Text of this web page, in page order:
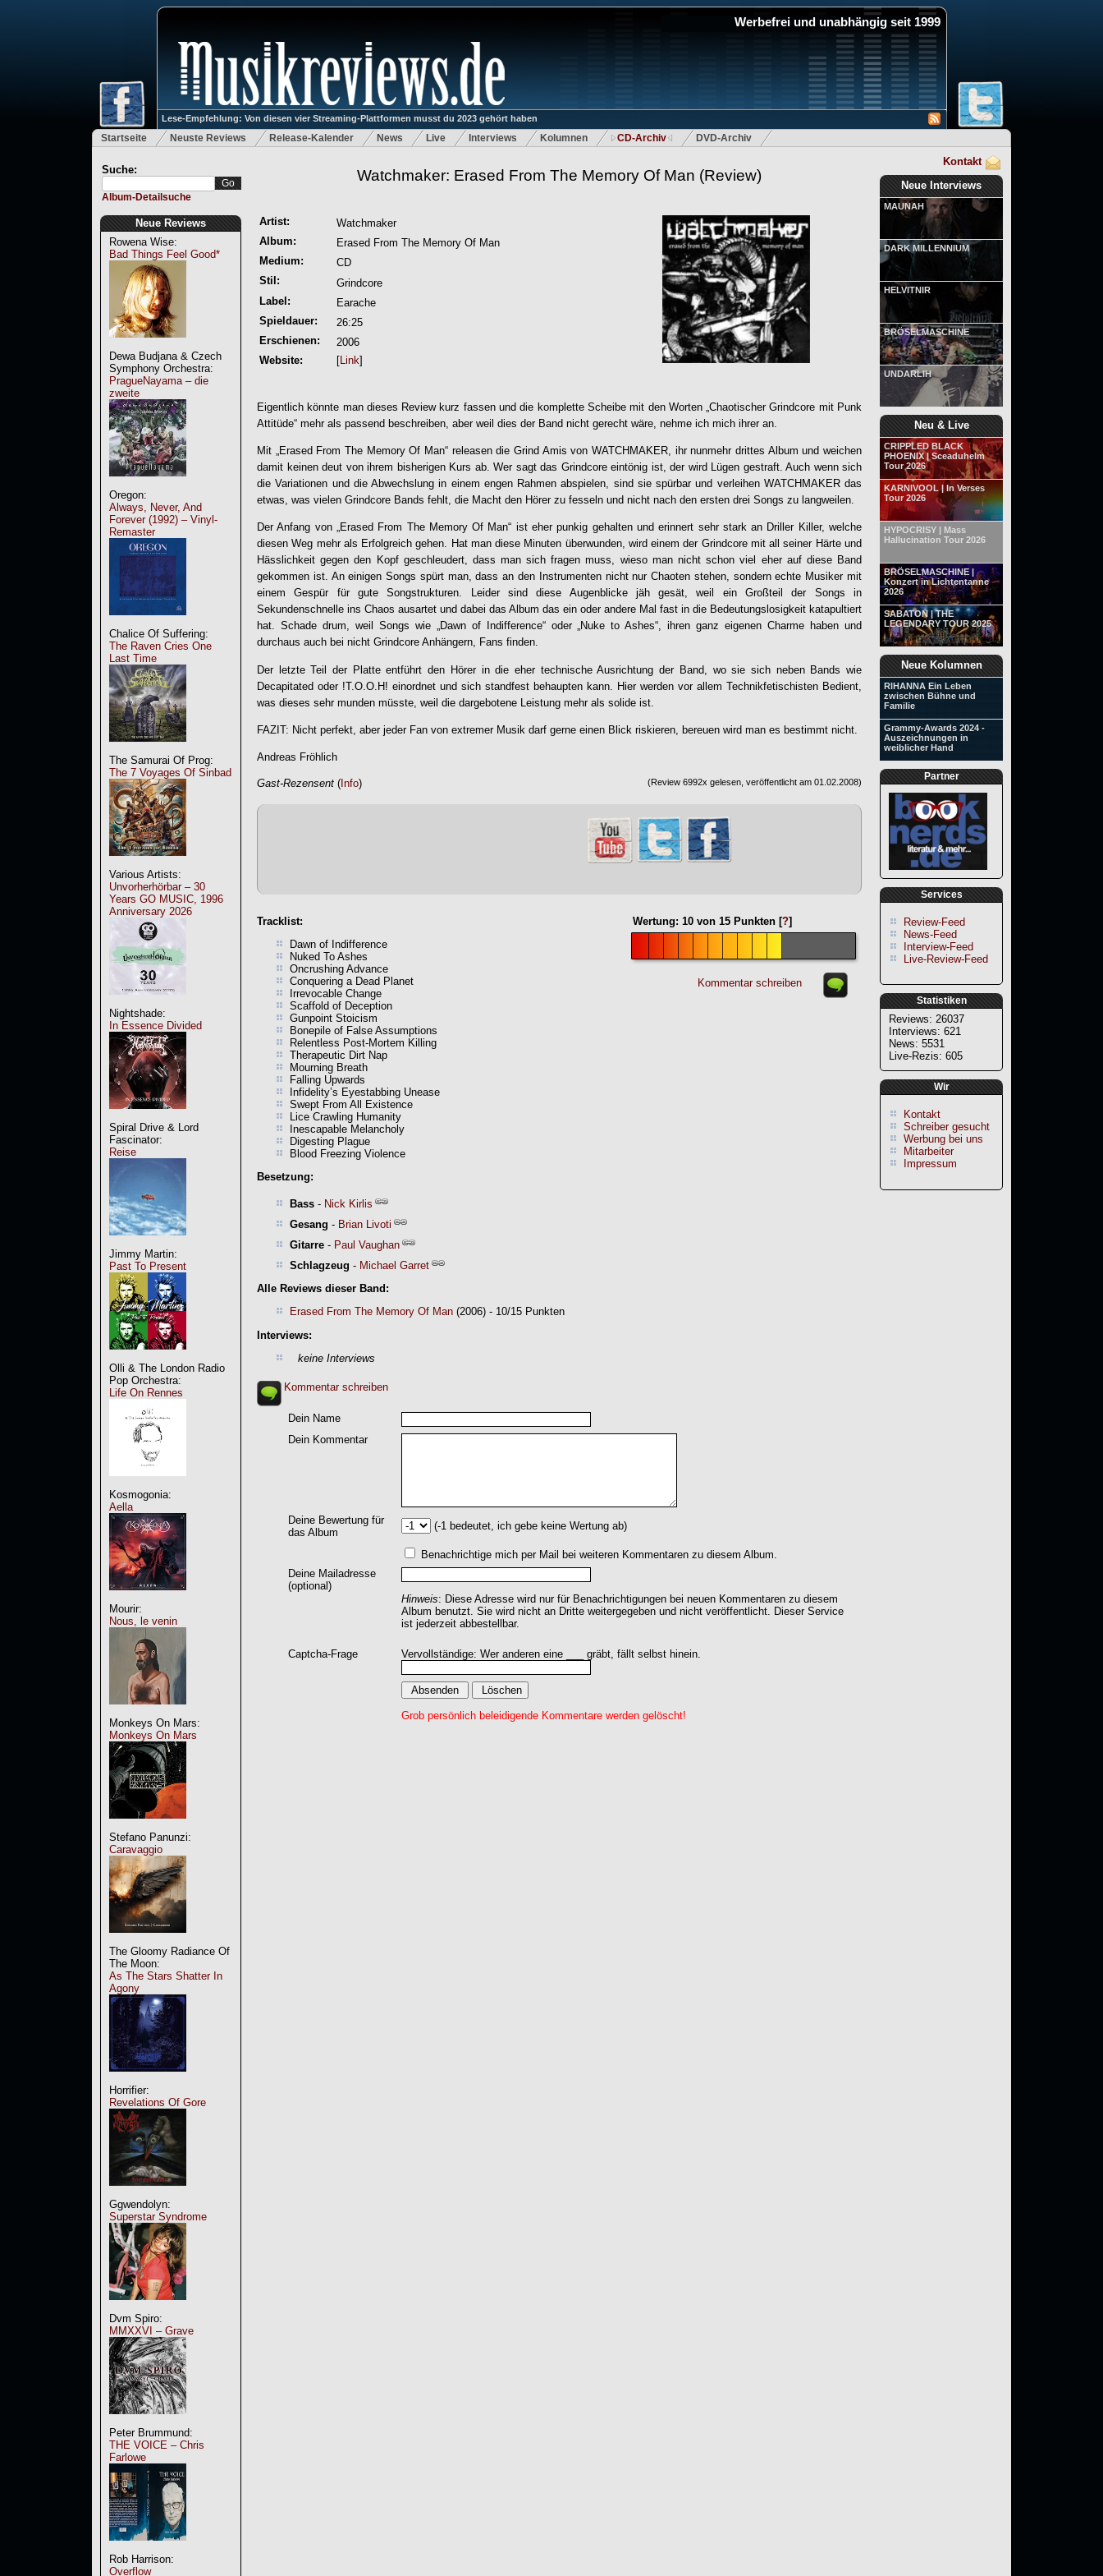
Werbefrei und unabhängig seit 1999
Lese-Empfehlung: Von diesen vier Streaming-Plattformen musst du 2023 gehört haben
Startseite Neuste Reviews Release-Kalender News Live Interviews Kolumnen CD-Archiv DVD-Archiv
Suche:
Album-Detailsuche
Neue Reviews
Rowena Wise:
Bad Things Feel Good*
Dewa Budjana & Czech
Symphony Orchestra:
PragueNayama – die
zweite
Oregon:
Always, Never, And
Forever (1992) – Vinyl-
Remaster
Chalice Of Suffering:
The Raven Cries One
Last Time
The Samurai Of Prog:
The 7 Voyages Of Sinbad
Various Artists:
Unvorherhörbar – 30
Years GO MUSIC, 1996
Anniversary 2026
Nightshade:
In Essence Divided
Spiral Drive & Lord
Fascinator:
Reise
Jimmy Martin:
Past To Present
Olli & The London Radio
Pop Orchestra:
Life On Rennes
Kosmogonia:
Aella
Mourir:
Nous, le venin
Monkeys On Mars:
Monkeys On Mars
Stefano Panunzi:
Caravaggio
The Gloomy Radiance Of
The Moon:
As The Stars Shatter In
Agony
Horrifier:
Revelations Of Gore
Ggwendolyn:
Superstar Syndrome
Dvm Spiro:
MMXXVI – Grave
Peter Brummund:
THE VOICE – Chris
Farlowe
Rob Harrison:
Overflow
Kontakt
Neue Interviews
MAUNAH
DARK MILLENNIUM
HELVITNIR
BRÖSELMASCHINE
UNDARLIH
Neu & Live
CRIPPLED BLACK
PHOENIX | Sceaduhelm
Tour 2026
KARNIVOOL | In Verses
Tour 2026
HYPOCRISY | Mass
Hallucination Tour 2026
BRÖSELMASCHINE |
Konzert in Lichtentanne
2026
SABATON | THE
LEGENDARY TOUR 2025
Neue Kolumnen
RIHANNA Ein Leben
zwischen Bühne und
Familie
Grammy-Awards 2024 -
Auszeichnungen in
weiblicher Hand
Partner
Services
Review-Feed
News-Feed
Interview-Feed
Live-Review-Feed
Statistiken
Reviews: 26037
Interviews: 621
News: 5531
Live-Rezis: 605
Wir
Kontakt
Schreiber gesucht
Werbung bei uns
Mitarbeiter
Impressum
Watchmaker: Erased From The Memory Of Man (Review)
Artist:
Watchmaker
Album:
Erased From The Memory Of Man
Medium:
CD
Stil:
Grindcore
Label:
Earache
Spieldauer:
26:25
Erschienen:
2006
Website:
[Link]
Eigentlich könnte man dieses Review kurz fassen und die komplette Scheibe mit den Worten „Chaotischer Grindcore mit Punk
Attitüde“ mehr als passend beschreiben, aber weil dies der Band nicht gerecht wäre, nehme ich mich ihrer an.
Mit „ Erased From The Memory Of Man“ releasen die Grind Amis vonWATCHMAKER , ihr nunmehr drittes Album und weichen
damit keinen deut von ihrem bisherigen Kurs ab. Wer sagt das Grindcore eintönig ist, der wird Lügen gestraft. Auch wenn sich
die Variationen und die Abwechslung in einem engen Rahmen abspielen, sind sie spürbar und verleihen WATCHMAKERdas
etwas, was vielen Grindcore Bands fehlt, die Macht den Hörer zu fesseln und nicht nach den ersten drei Songs zu langweilen.
Der Anfang von „Erased From The Memory Of Man“ ist eher punkig gehalten und erinnert sehr stark an Driller Killer, welche
diesen Weg mehr als Erfolgreich gehen. Hat man diese Minuten überwunden, wird einem der Grindcore mit all seiner Härte und
Hässlichkeit gegen den Kopf geschleudert, dass man sich fragen muss, wieso man nicht schon viel eher auf diese Band
gekommen ist. An einigen Songs spürt man, dass an den Instrumenten nicht nur Chaoten stehen, sondern echte Musiker mit
einem Gespür für gute Songstrukturen. Leider sind diese Augenblicke jäh gesät, weil ein Großteil der Songs in
Sekundenschnelle ins Chaos ausartet und dabei das Album das ein oder andere Mal fast in die Bedeutungslosigkeit katapultiert
hat. Schade drum, weil Songs wie „Dawn of Indifference“ oder „Nuke to Ashes“, ihren ganz eigenen Charme haben und
durchaus auch bei nicht Grindcore Anhängern, Fans finden.
Der letzte Teil der Platte entführt den Hörer in die eher technische Ausrichtung der Band, wo sie sich neben Bands wie
Decapitated oder !T.O.O.H! einordnet und sich standfest behaupten kann. Hier werden vor allem Technikfetischisten Bedient,
was dieses sehr munden müsste, weil die dargebotene Leistung mehr als solide ist.
FAZIT: Nicht perfekt, aber jeder Fan von extremer Musik darf gerne einen Blick riskieren, bereuen wird man es bestimmt nicht.
Andreas Fröhlich
Gast-Rezensent (Info) (Review 6992x gelesen, veröffentlicht am 01.02.2008)
Wertung: 10 von 15 Punkten [?]
Kommentar schreiben
Tracklist:
Dawn of Indifference
Nuked To Ashes
Oncrushing Advance
Conquering a Dead Planet
Irrevocable Change
Scaffold of Deception
Gunpoint Stoicism
Bonepile of False Assumptions
Relentless Post-Mortem Killing
Therapeutic Dirt Nap
Mourning Breath
Falling Upwards
Infidelity’s Eyestabbing Unease
Swept From All Existence
Lice Crawling Humanity
Inescapable Melancholy
Digesting Plague
Blood Freezing Violence
Besetzung:
Bass - Nick Kirlis
Gesang - Brian Livoti
Gitarre - Paul Vaughan
Schlagzeug - Michael Garret
Alle Reviews dieser Band:
Erased From The Memory Of Man (2006) - 10/15 Punkten
Interviews:
keine Interviews
Kommentar schreiben
Dein Name
Dein Kommentar
Deine Bewertung für
das Album
(-1 bedeutet, ich gebe keine Wertung ab)
Benachrichtige mich per Mail bei weiteren Kommentaren zu diesem Album.
Deine Mailadresse
(optional)
Hinweis: Diese Adresse wird nur für Benachrichtigungen bei neuen Kommentaren zu diesem
Album benutzt. Sie wird nicht an Dritte weitergegeben und nicht veröffentlicht. Dieser Service
ist jederzeit abbestellbar.
Captcha-Frage Vervollständige: Wer anderen eine ___ gräbt, fällt selbst hinein.
Grob persönlich beleidigende Kommentare werden gelöscht!